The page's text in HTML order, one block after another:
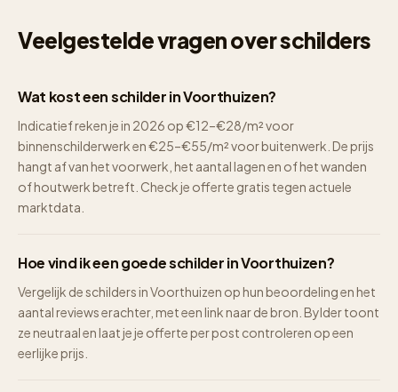
Veelgestelde vragen over schilders
Wat kost een schilder in Voorthuizen?
Indicatief reken je in 2026 op €12–€28/m² voor
binnenschilderwerk en €25–€55/m² voor buitenwerk. De prijs
hangt af van het voorwerk, het aantal lagen en of het wanden
of houtwerk betreft. Check je offerte gratis tegen actuele
marktdata.
Hoe vind ik een goede schilder in Voorthuizen?
Vergelijk de schilders in Voorthuizen op hun beoordeling en het
aantal reviews erachter, met een link naar de bron. Bylder toont
ze neutraal en laat je je offerte per post controleren op een
eerlijke prijs.